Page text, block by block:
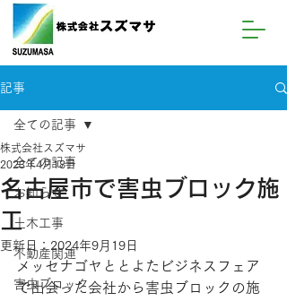
記事
全ての記事
お知らせ
土木工事
不動産関連
害虫ブロック
全ての記事
名古屋市で害虫ブロック施
工
株式会社スズマサ
2023年4月18日
更新日： 2024年9月19日
メッセナゴヤととよたビジネスフェア
で出会った会社から害虫ブロックの施